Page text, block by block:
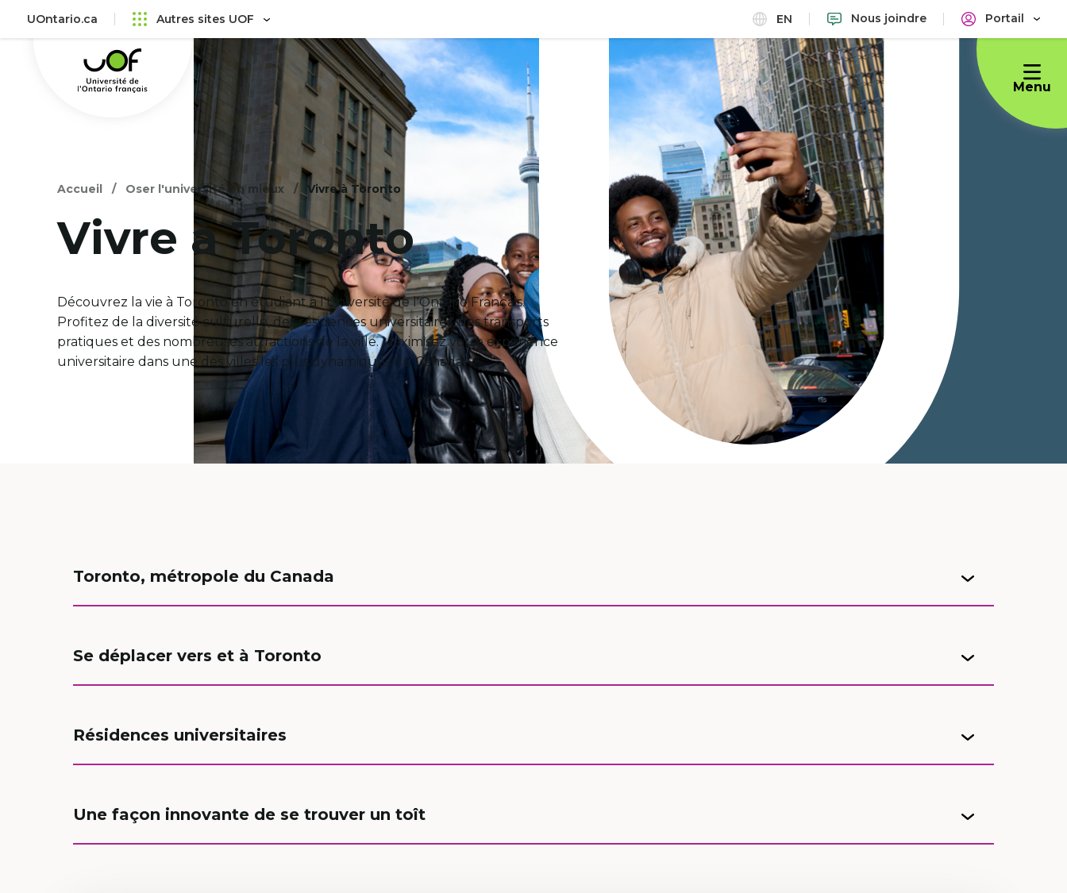
UOntario.ca Autres sites UOF EN Nous joindre Portail
Université
de
l'Ontario
Menu
Accueil Oser l'université en mieux Vivre à Toronto
Vivre à Toronto
Découvrez la vie à Toronto en étudiant à l'Université de l'Ontario Français.
Profitez de la diversité culturelle, des résidences universitaires, des transports
pratiques et des nombreuses attractions de la ville. Maximisez votre expérience
universitaire dans une des villes les plus dynamiques du Canada.
Toronto, métropole du Canada
Se déplacer vers et à Toronto
Résidences universitaires
Une façon innovante de se trouver un toît